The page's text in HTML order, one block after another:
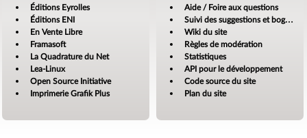
Éditions Eyrolles
Éditions ENI
En Vente Libre
Framasoft
La Quadrature du Net
Lea-Linux
Open Source Initiative
Imprimerie Grafik Plus
Aide / Foire aux questions
Suivi des suggestions et bogues
Wiki du site
Règles de modération
Statistiques
API pour le développement
Code source du site
Plan du site